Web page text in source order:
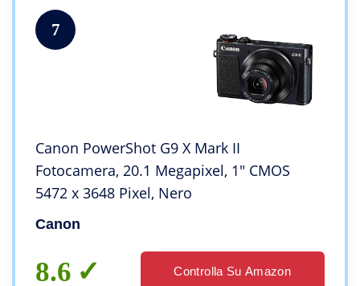
7
Canon PowerShot G9 X Mark II
Fotocamera, 20.1 Megapixel, 1″ CMOS
5472 x 3648 Pixel, Nero
Canon
8.6 Controlla Su Amazon